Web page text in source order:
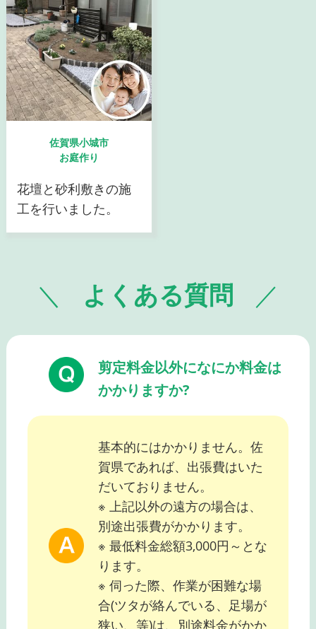
佐賀県小城市
お庭作り
花壇と砂利敷きの施
工を行いました。
よくある質問
剪定料金以外になにか料金は
かかりますか?
基本的にはかかりません。佐
賀県であれば、出張費はいた
だいておりません。
※ 上記以外の遠方の場合は、
別途出張費がかかります。
※ 最低料金総額3,000円～とな
ります。
※ 伺った際、作業が困難な場
合(ツタが絡んでいる、足場が
狭い、等)は、別途料金がかか